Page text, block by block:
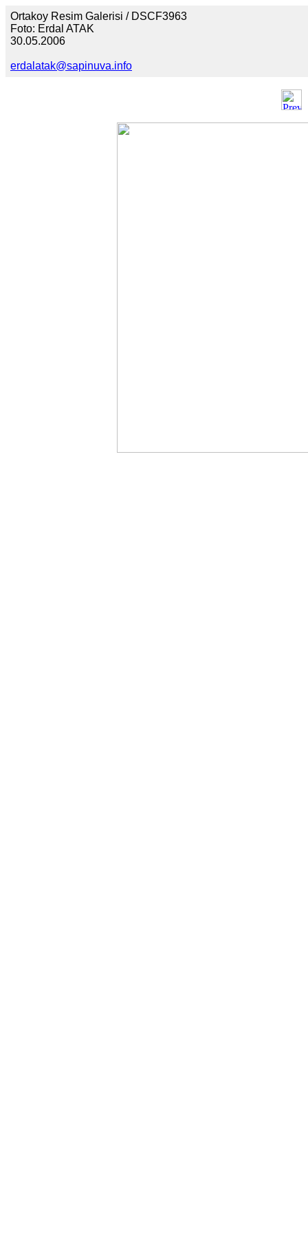
Ortakoy Resim Galerisi / DSCF3963
Foto: Erdal ATAK
30.05.2006
erdalatak@sapinuva.info